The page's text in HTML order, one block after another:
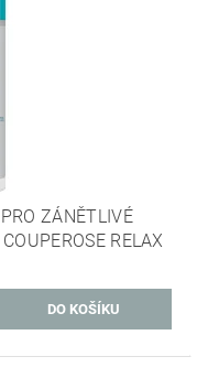
ZÁNĚTLIVÉ
RELAX